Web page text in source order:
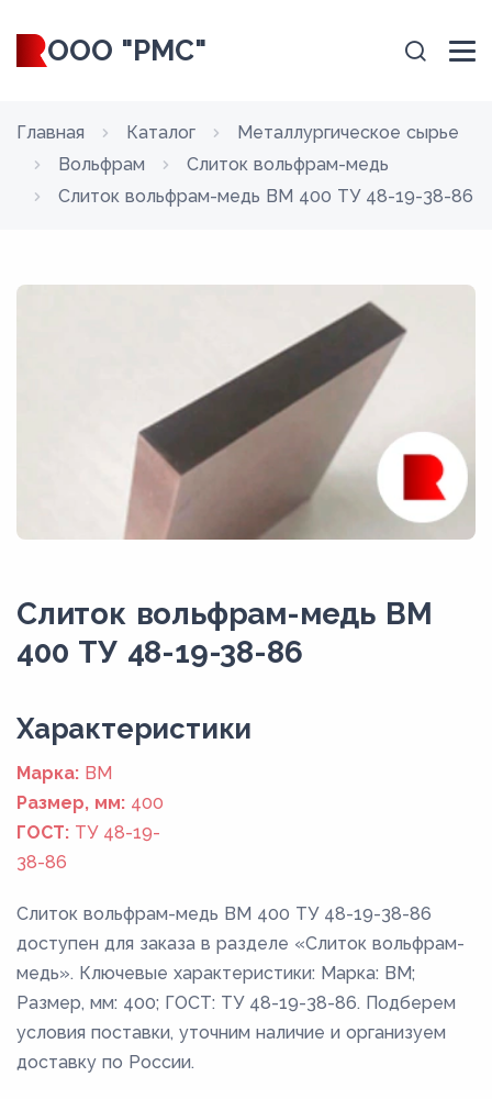
ООО "РМС"
Главная Каталог
Металлургическое сырье
Вольфрам
Слиток вольфрам-медь
Слиток вольфрам-медь ВМ 400 ТУ 48-19-38-86
Слиток вольфрам-медь ВМ
400 ТУ 48-19-38-86
Xарактеристики
Марка: ВМ
Размер, мм: 400
ГОСТ: ТУ 48-19-
38-86
Слиток вольфрам-медь ВМ 400 ТУ 48-19-38-86
доступен для заказа в разделе «Слиток вольфрам-
медь». Ключевые характеристики: Марка: ВМ;
Размер, мм: 400; ГОСТ: ТУ 48-19-38-86. Подберем
условия поставки, уточним наличие и организуем
доставку по России.